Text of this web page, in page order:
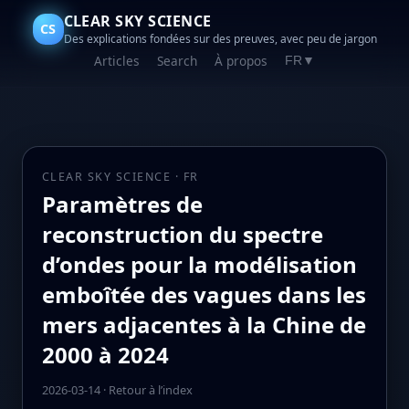
CS CLEAR SKY SCIENCE
Des explications fondées sur des preuves, avec peu de jargon
Articles Search À propos FR ▼
CLEAR SKY SCIENCE · FR
Paramètres de
reconstruction du spectre
d’ondes pour la modélisation
emboîtée des vagues dans les
mers adjacentes à la Chine de
2000 à 2024
2026-03-14· Retour à l’index